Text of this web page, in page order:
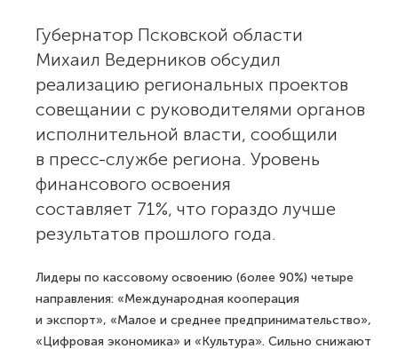
Губернатор Псковской области
Михаил Ведерников обсудил
реализацию региональных проектов
совещании с руководителями органов
исполнительной власти, сообщили
в пресс-службе региона. Уровень
финансового освоения
составляет 71%, что гораздо лучше
результатов прошлого года.
Лидеры по кассовому освоению (более 90%) четыре
направления: «Международная кооперация
и экспорт», «Малое и среднее предпринимательство»,
«Цифровая экономика» и «Культура». Сильно снижают